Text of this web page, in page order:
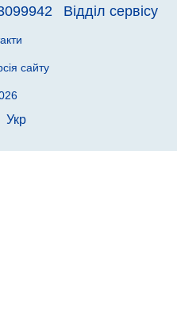
Відділ сервісу
сайту
Укр